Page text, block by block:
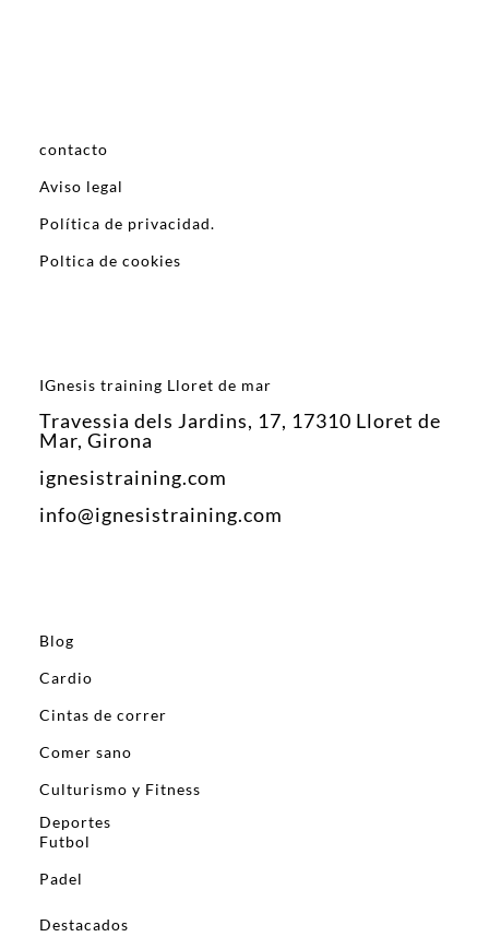
contacto
Aviso legal
Política de privacidad.
Poltica de cookies
IGnesis training Lloret de mar
Travessia dels Jardins, 17, 17310 Lloret de
Mar, Girona
ignesistraining.com
info@ignesistraining.com
Blog
Cardio
Cintas de correr
Comer sano
Culturismo y Fitness
Deportes
Futbol
Padel
Destacados